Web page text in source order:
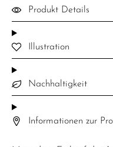
Produkt Details
Illustration
Nachhaltigkeit
Informationen zur